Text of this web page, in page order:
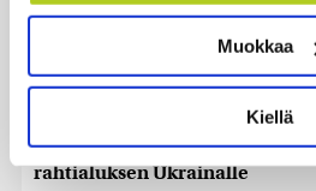
ominaispiirteitä aktiivisesti
Lue lisää siitä, miten
suostumustasi tai peruuttaa sen
evästeilmoituksessa.
Muokkaa
Kiellä
Valaat ja delfiinit kaikkoavat,
– näin meren lämpeneminen
Uutiset | 6.8.2026 15:06
Ruotsi luovuttaa Venäjän
rahtialuksen Ukrainalle